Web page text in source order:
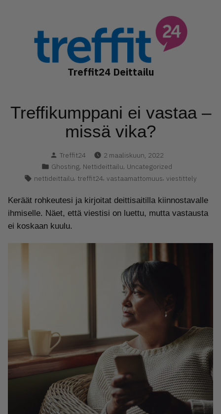
Treffit24 Deittailu
Treffikumppani ei vastaa –
missä vika?
Kirjoittanut
Treffit24
2 maaliskuun, 2022
Kategoria(t):
Ghosting, Nettideittailu, Uncategorized
Avainsanat:
nettideittailu, treffit24, vastaamattomuus, viestittely
Keräät rohkeutesi ja kirjoitat deittisaitilla kiinnostavalle
ihmiselle. Näet, että viestisi on luettu, mutta vastausta
ei koskaan kuulu.